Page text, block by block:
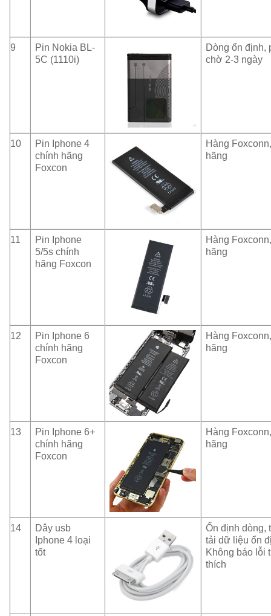
9
Pin Nokia BL-
5C (1110i)
Dòng ổn định,
chờ 2-3 ngày
10
Pin Iphone 4
chính hãng
Foxcon
Hàng
hãng
11
Pin Iphone
5/5s chính
hãng Foxcon
Hàng
hãng
12
Pin Iphone 6
chính hãng
Foxcon
Hàng
hãng
13
Pin Iphone 6+
chính hãng
Foxcon
Hàng
hãng
14
Dây usb
Iphone 4 loại
tốt
Ổn định dòng,
tải dữ liệu ổn
Không báo lỗi
thích